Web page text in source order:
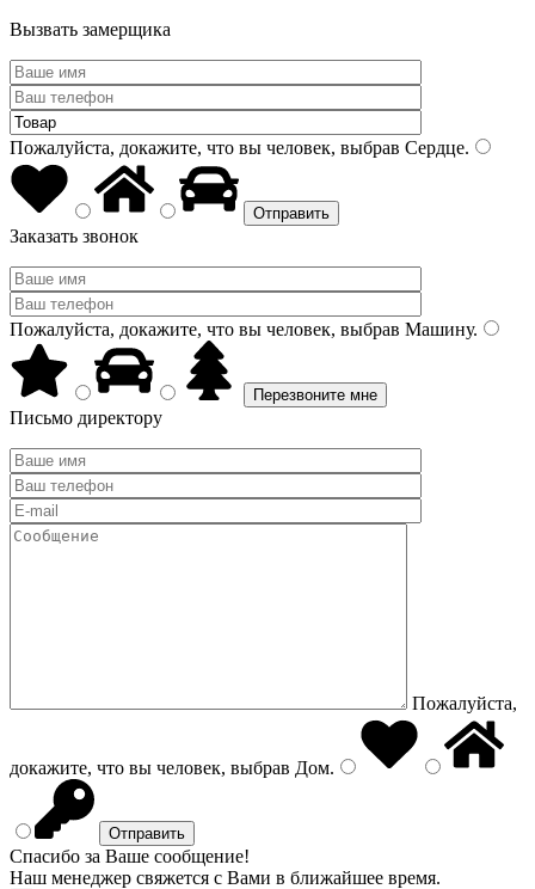
Вызвать замерщика
Пожалуйста, докажите, что вы человек, выбрав Сердце.
Заказать звонок
Пожалуйста, докажите, что вы человек, выбрав Машину.
Письмо директору
Пожалуйста,
докажите, что вы человек, выбрав Дом.
Спасибо за Ваше сообщение!
Наш менеджер свяжется с Вами в ближайшее время.